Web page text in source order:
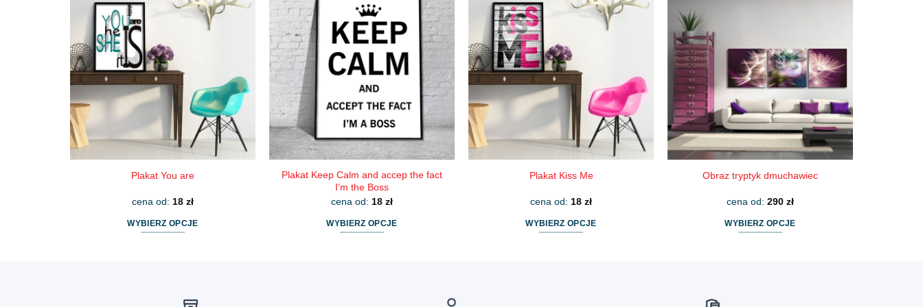
wariantów.
można
wybrać
stronie
produktu
wariantów.
Opcje
wybrać
stronie
produktu
wariantów.
można
wybrać
stronie
produktu
można
wybrać
na
produktu
Plakat You are
cena od: 18 zł
WYBIERZ OPCJE
wariantów.
Plakat Keep Calm and accep the fact
I’m the Boss
cena od: 18 zł
WYBIERZ OPCJE
Plakat Kiss Me
cena od: 18 zł
WYBIERZ OPCJE
Obraz tryptyk dmuchawiec
cena od: 290 zł
WYBIERZ OPCJE